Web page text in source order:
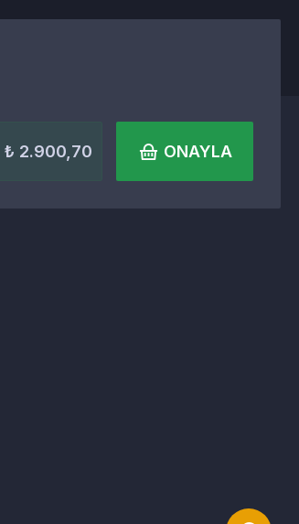
₺ 2.900,70 ONAYLA